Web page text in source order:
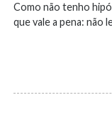
Como não tenho
que vale a pena: não